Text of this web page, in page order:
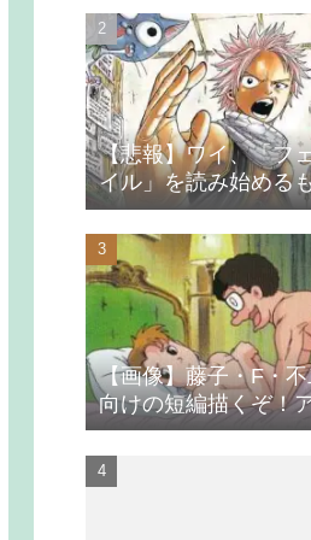
【悲報】ワイ、「フ
イル」を読み始める
つまらなさに挫折す
【画像】藤子・F・
向けの短編描くぞ！
無理やり抱かれるシ
よ」